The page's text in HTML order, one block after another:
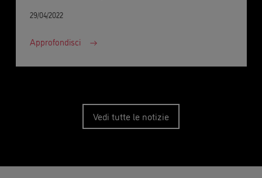
29/04/2022
Approfondisci
Vedi tutte le notizie